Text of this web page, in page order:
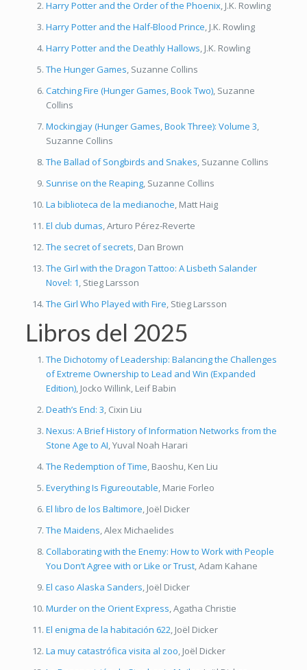
Harry Potter and the Order ofthe Phoenix, J.K. Rowling
Harry Potter and the Half-Blood Prince , J.K. Rowling
Harry Potter and the Deathly Hallows , J.K. Rowling
The Hunger Games , Suzanne Collins
Catching Fire (Hunger Games, Book Two), Suzanne
Collins
Mockingjay (Hunger Games, Book Three): Volume 3
Suzanne Collins
The Ballad of Songbirds and Snakes , Suzanne Collins
Sunrise on the Reaping, Suzanne Collins
La biblioteca de la medianoche , Matt Haig
El club dumas , Arturo Pérez-Reverte
The secret of secrets , Dan Brown
The Girl with the Dragon Tattoo: A Lisbeth Salander
Novel: 1 , Stieg Larsson
The Girl Who Played with Fire , Stieg Larsson
Libros del 2025
The Dichotomy of Leadership: Balancing the Challenges
of Extreme Ownership to Lead and Win (Expanded
Edition), Jocko Willink, Leif Babin
Death’s End: 3 , Cixin Liu
Nexus: A Brief History of Information Networks from the
Stone Age to AI , Yuval Noah Harari
The Redemption of Time , Baoshu, Ken Liu
Everything Is Figureoutable , Marie Forleo
El libro de los Baltimore , Joël Dicker
The Maidens , Alex Michaelides
Collaborating with the Enemy: How to Work with People
You Don’t Agree with or Like or Trust, Adam Kahane
El caso Alaska Sanders , Joël Dicker
Murder on the Orient Express , Agatha Christie
El enigma de la habitación 622 , Joël Dicker
La muy catastrófica visita al zoo , Joël Dicker